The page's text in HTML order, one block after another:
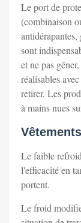
Le port de
(combinaison
sont
et ne pas
réalisables
retirer. Les
à mains nues
Vêtements
Le faible
l'efficacité en
portent.
Le froid